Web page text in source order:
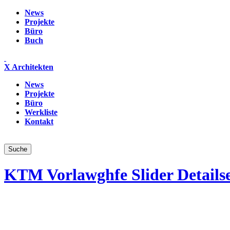
News
Projekte
Büro
Buch
X Architekten
News
Projekte
Büro
Werkliste
Kontakt
KTM Vorlawghfe Slider